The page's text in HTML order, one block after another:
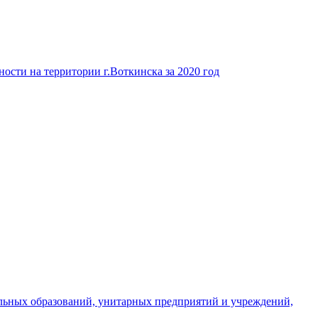
на территории г.Воткинска за 2020 год
образований, унитарных предприятий и учреждений,